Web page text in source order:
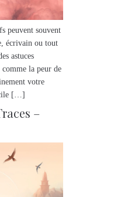
peuvent souvent
écrivain ou tout
astuces
la peur de
votre
[…]
–